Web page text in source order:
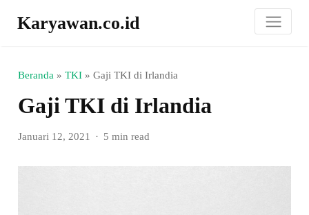
Karyawan.co.id
Beranda »TKI »Gaji TKI di Irlandia
Gaji TKI di Irlandia
Januari 12, 2021 5 min read